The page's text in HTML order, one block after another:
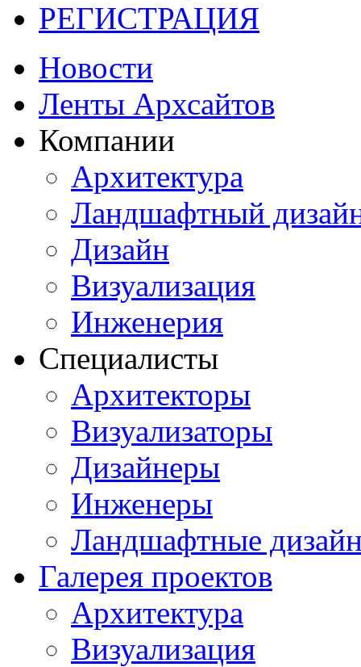
РЕГИСТРАЦИЯ
Новости
Ленты Архсайтов
Компании
Архитектура
Ландшафтный
Дизайн
Визуализация
Инженерия
Специалисты
Архитекторы
Визуализаторы
Дизайнеры
Инженеры
Ландшафтные
Галерея проектов
Архитектура
Визуализация